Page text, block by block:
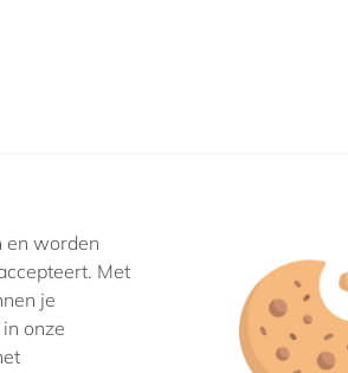
en worden
Met
je
onze